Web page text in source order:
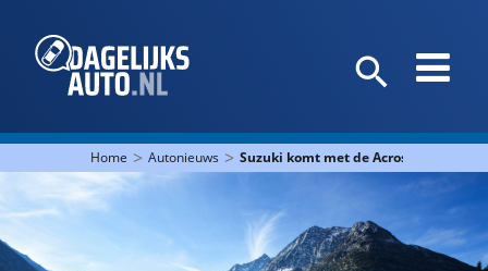
Home > Autonieuws > Suzuki komt met de Across: bekende